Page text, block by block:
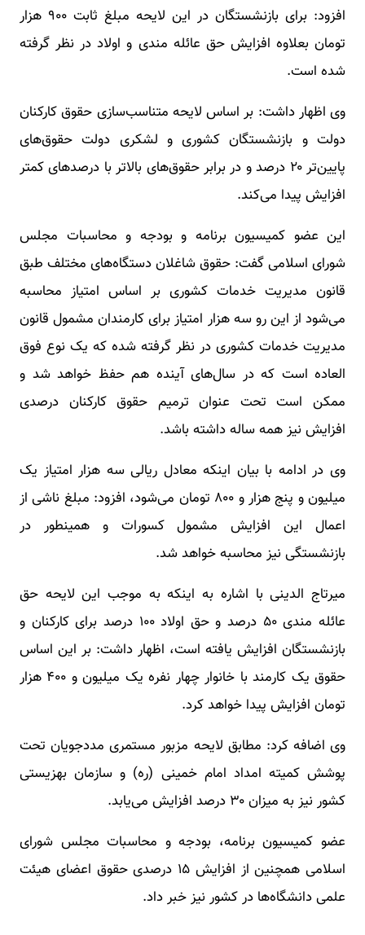
افزود: برای بازنشستگان در این لایحه مبلغ ثابت ۹۰۰ هزار
تومان بعلاوه افزایش حق عائله مندی و اولاد در نظر گرفته
شده است.
وی اظهار داشت: بر اساس لایحه متناسب‌سازی حقوق کارکنان
دولت و بازنشستگان کشوری و لشکری دولت حقوق‌های
پایین‌تر ۲۰ درصد و در برابر حقوق‌های بالاتر با درصدهای کمتر
افزایش پیدا می‌کند.
این عضو کمیسیون برنامه و بودجه و محاسبات مجلس
شورای اسلامی گفت: حقوق شاغلان دستگاه‌های مختلف طبق
قانون مدیریت خدمات کشوری بر اساس امتیاز محاسبه
می‌شود از این رو سه هزار امتیاز برای کارمندان مشمول قانون
مدیریت خدمات کشوری در نظر گرفته شده که یک نوع فوق
العاده است که در سال‌های آینده هم حفظ خواهد شد و
ممکن است تحت عنوان ترمیم حقوق کارکنان درصدی
افزایش نیز همه ساله داشته باشد.
وی در ادامه با بیان اینکه معادل ریالی سه هزار امتیاز یک
میلیون و پنج هزار و ۸۰۰ تومان می‌شود، افزود: مبلغ ناشی از
اعمال این افزایش مشمول کسورات و همینطور در
بازنشستگی نیز محاسبه خواهد شد.
میرتاج الدینی با اشاره به اینکه به موجب این لایحه حق
عائله مندی ۵۰ درصد و حق اولاد ۱۰۰ درصد برای کارکنان و
بازنشستگان افزایش یافته است، اظهار داشت: بر این اساس
حقوق یک کارمند با خانوار چهار نفره یک میلیون و ۴۰۰ هزار
تومان افزایش پیدا خواهد کرد.
وی اضافه کرد: مطابق لایحه مزبور مستمری مددجویان تحت
پوشش کمیته امداد امام خمینی (ره) و سازمان بهزیستی
کشور نیز به میزان ۳۰ درصد افزایش می‌یابد.
عضو کمیسیون برنامه، بودجه و محاسبات مجلس شورای
اسلامی همچنین از افزایش ۱۵ درصدی حقوق اعضای هیئت
علمی دانشگاه‌ها در کشور نیز خبر داد.